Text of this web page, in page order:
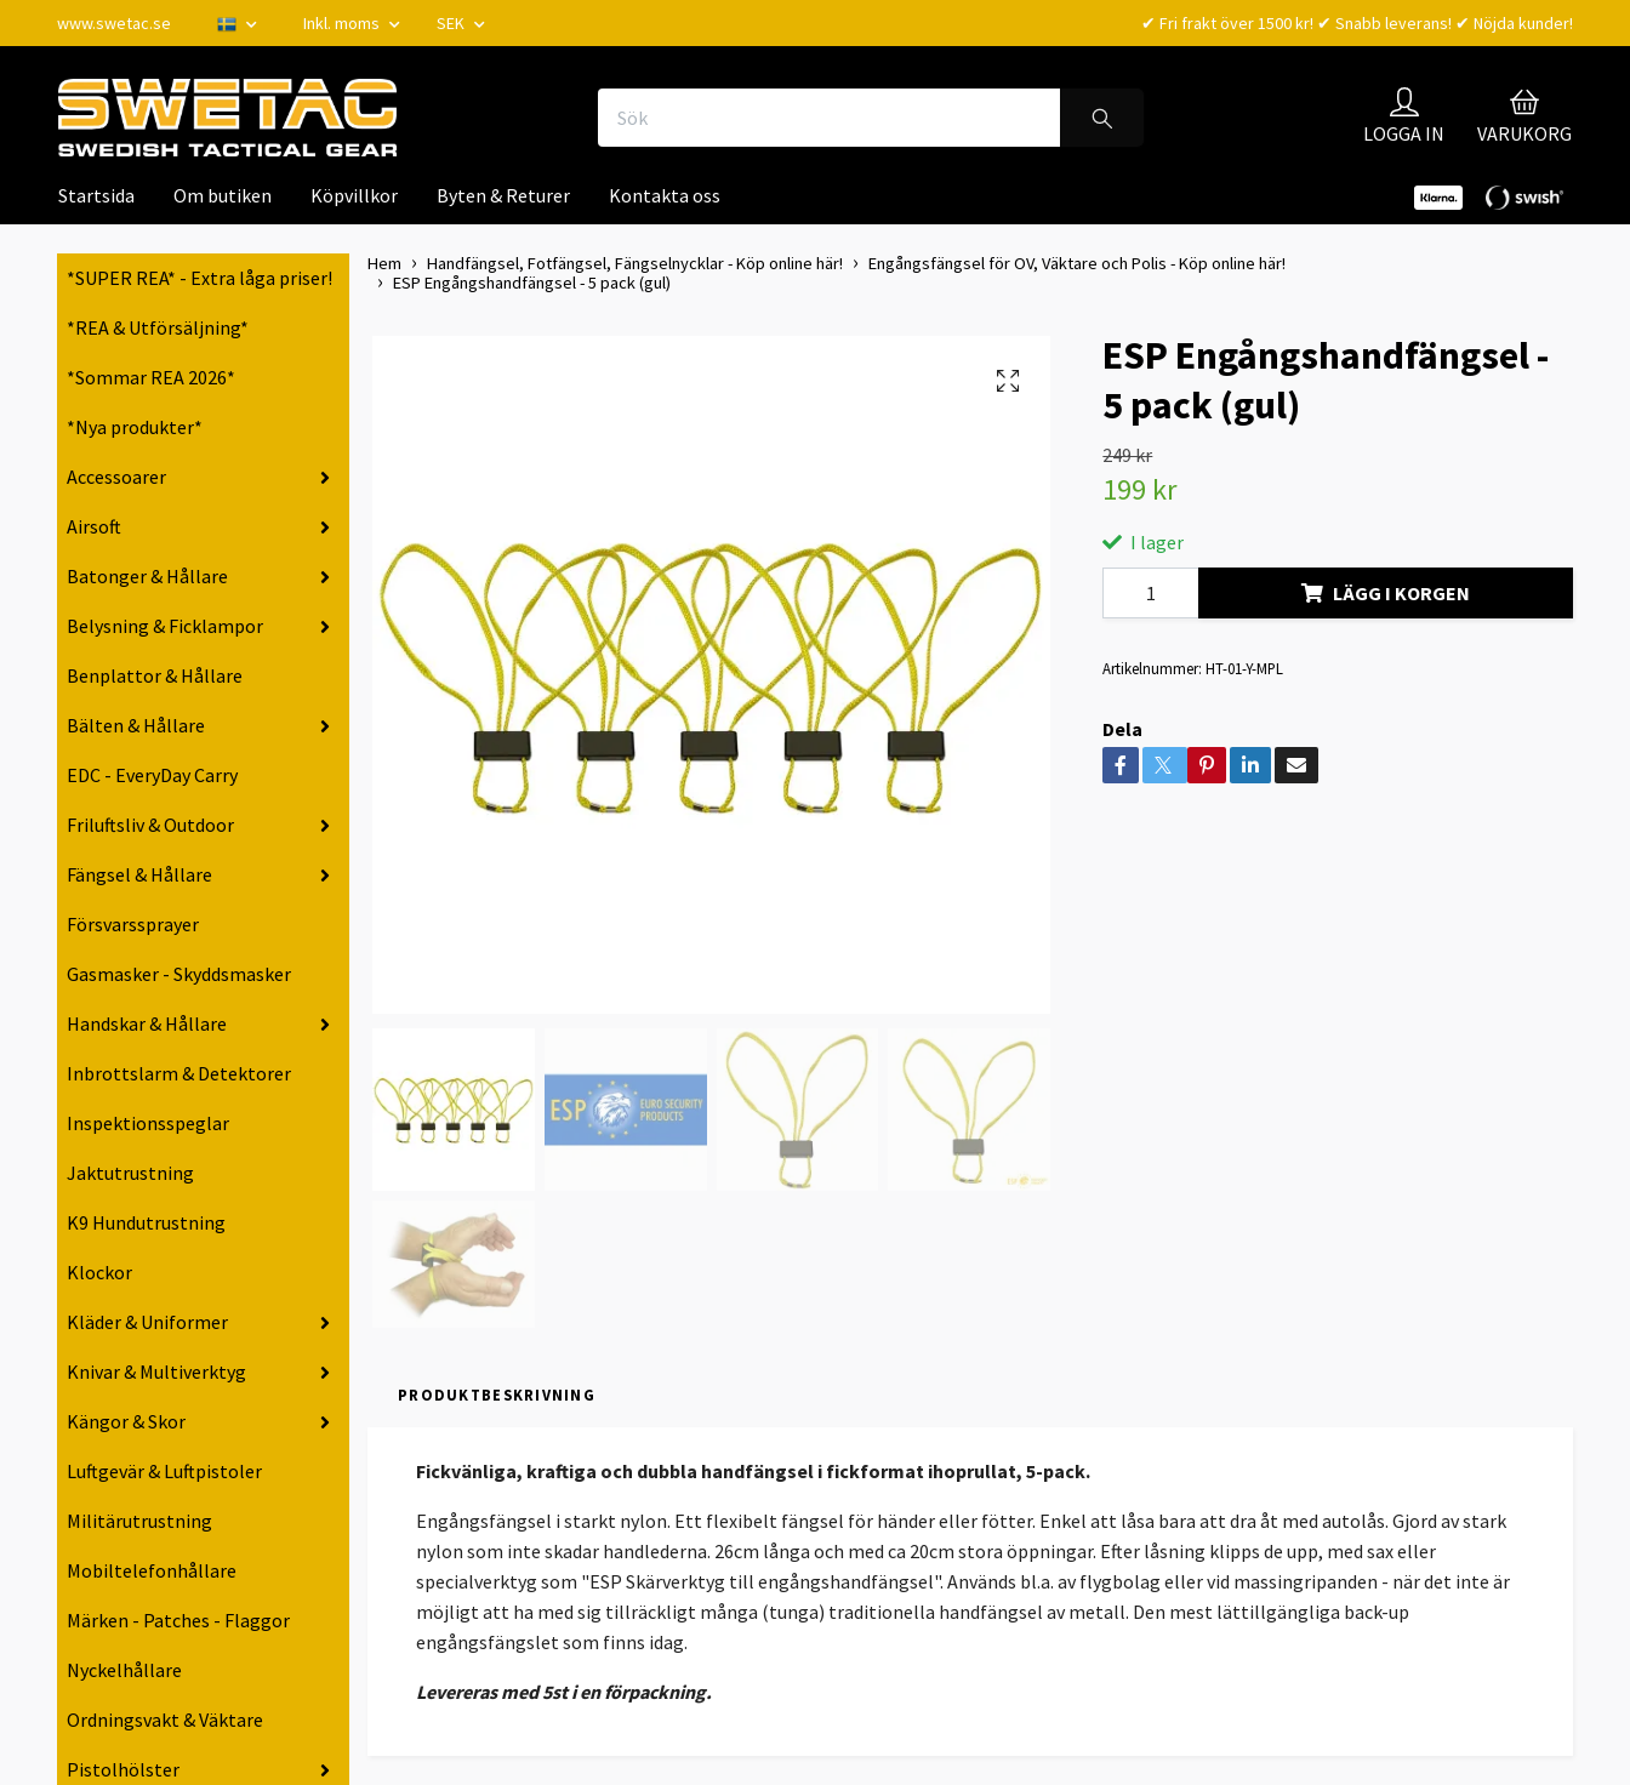
www.swetac.se Inkl. moms SEK ✔ Fri frakt över 1500 kr! ✔ Snabb leverans! ✔ Nöjda kunder!
LOGGA IN VARUKORG
Startsida Om butiken Köpvillkor Byten & Returer Kontakta oss
*SUPER REA* - Extra låga priser!
*REA & Utförsäljning*
*Sommar REA 2026*
*Nya produkter*
Accessoarer
Airsoft
Batonger & Hållare
Belysning & Ficklampor
Benplattor & Hållare
Bälten & Hållare
EDC - EveryDay Carry
Friluftsliv & Outdoor
Fängsel & Hållare
Försvarssprayer
Gasmasker - Skyddsmasker
Handskar & Hållare
Inbrottslarm & Detektorer
Inspektionsspeglar
Jaktutrustning
K9 Hundutrustning
Klockor
Kläder & Uniformer
Knivar & Multiverktyg
Kängor & Skor
Luftgevär & Luftpistoler
Militärutrustning
Mobiltelefonhållare
Märken - Patches - Flaggor
Nyckelhållare
Ordningsvakt & Väktare
Pistolhölster
Hem Handfängsel, Fotfängsel, Fängselnycklar - Köp online här!
Engångsfängsel för OV, Väktare och Polis - Köp online här!
ESP Engångshandfängsel - 5 pack (gul)
ESP Engångshandfängsel -
5 pack (gul)
249 kr
199 kr
I lager
LÄGG I KORGEN
Artikelnummer: HT-01-Y-MPL
Dela
PRODUKTBESKRIVNING
Fickvänliga, kraftiga och dubbla handfängsel i fickformat ihoprullat, 5-pack.
Engångsfängsel i starkt nylon. Ett flexibelt fängsel för händer eller fötter. Enkel att låsa bara att dra åt med autolås. Gjord av stark
nylon som inte skadar handlederna. 26cm långa och med ca 20cm stora öppningar. Efter låsning klipps de upp, med sax eller
specialverktyg som "ESP Skärverktyg till engångshandfängsel". Används bl.a. av flygbolag eller vid massingripanden - när det inte är
möjligt att ha med sig tillräckligt många (tunga) traditionella handfängsel av metall. Den mest lättillgängliga back-up
engångsfängslet som finns idag.
Levereras med 5st i en förpackning.